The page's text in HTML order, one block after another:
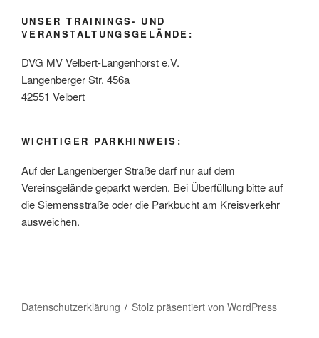
UNSER TRAININGS- UND
VERANSTALTUNGSGELÄNDE:
DVG MV Velbert-Langenhorst e.V.
Langenberger Str. 456a
42551 Velbert
WICHTIGER PARKHINWEIS:
Auf der Langenberger Straße darf nur auf dem
Vereinsgelände geparkt werden. Bei Überfüllung bitte auf
die Siemensstraße oder die Parkbucht am Kreisverkehr
ausweichen.
Datenschutzerklärung Stolz präsentiert von WordPress